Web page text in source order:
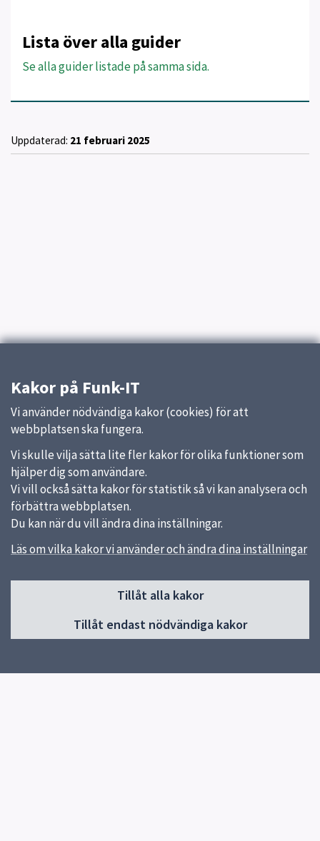
Lista över alla guider
Se alla guider listade på samma sida.
Uppdaterad: 21 februari 2025
Kakor på Funk-IT
Vi använder nödvändiga kakor (cookies) för att
webbplatsen ska fungera.
Vi skulle vilja sätta lite fler kakor för olika funktioner som
hjälper dig som användare.
Vi vill också sätta kakor för statistik så vi kan analysera och
förbättra webbplatsen.
Du kan när du vill ändra dina inställningar.
Läs om vilka kakor vi använder och ändra dina inställningar
Tillåt alla kakor
Tillåt endast nödvändiga kakor
Sidfot